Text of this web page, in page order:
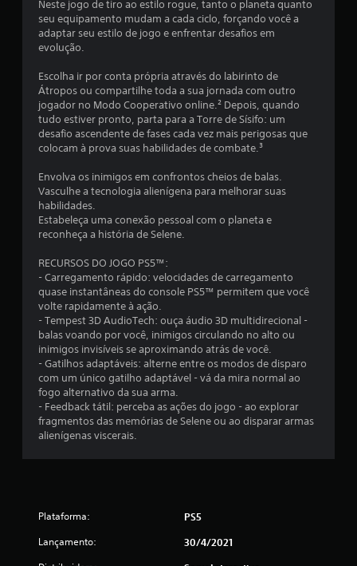
l
.
a
d
o
j
o
g
o
.
P
o
d
e
s
r
j
o
g
a
d
o
s
e
m
m
a
n
b
o
Neste jogo de tiro ao estilo rogue, tanto o planeta quanto
seu equipamento mudam a cada ciclo, forçando você a
adaptar seu estilo de jogo e enfrentar desafios em
evolução.
Escolha ir por conta própria através do labirinto de
Átropos ou compartilhe toda a sua jornada com outro
jogador no Modo Cooperativo online.² Depois, quando
tudo estiver pronto, parta para a Torre de Sísifo: um
desafio ascendente de fases cada vez mais perigosas que
colocam à prova suas habilidades de combate.³
Envolva os inimigos em confrontos cheios de balas.
Vasculhe a tecnologia alienígena para melhorar suas
habilidades.
Estabeleça uma conexão pessoal com o planeta e
reconheça a história de Selene.
RECURSOS DO JOGO PS5™:
- Carregamento rápido: velocidades de carregamento
quase instantâneas do console PS5™ permitem que você
volte rapidamente à ação.
- Tempest 3D AudioTech: ouça áudio 3D multidirecional -
balas voando por você, inimigos circulando no alto ou
inimigos invisíveis se aproximando atrás de você.
- Gatilhos adaptáveis: alterne entre os modos de disparo
com um único gatilho adaptável - vá da mira normal ao
fogo alternativo da sua arma.
- Feedback tátil: perceba as ações do jogo - ao explorar
fragmentos das memórias de Selene ou ao disparar armas
alienígenas viscerais.
Plataforma: PS5
Lançamento: 30/4/2021